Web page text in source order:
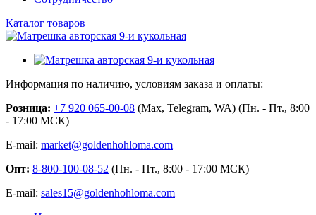
Каталог товаров
Информация по наличию, условиям заказа и оплаты:
Розница: +7 920 065-00-08 (Max, Telegram, WA) (Пн. - Пт., 8:00
- 17:00 МСК)
E-mail: market@goldenhohloma.com
Опт: 8-800-100-08-52 (Пн. - Пт., 8:00 - 17:00 МСК)
E-mail: sales15@goldenhohloma.com